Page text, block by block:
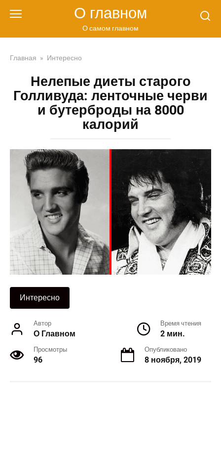
О главном
О самом главном
Главная » Интересно
Нелепые диеты старого
Голливуда: ленточные черви
и бутерброды на 8000
калорий
Интересно
Автор
О Главном
Время чтения
2 мин.
Просмотры
96
Опубликовано
8 ноября, 2019